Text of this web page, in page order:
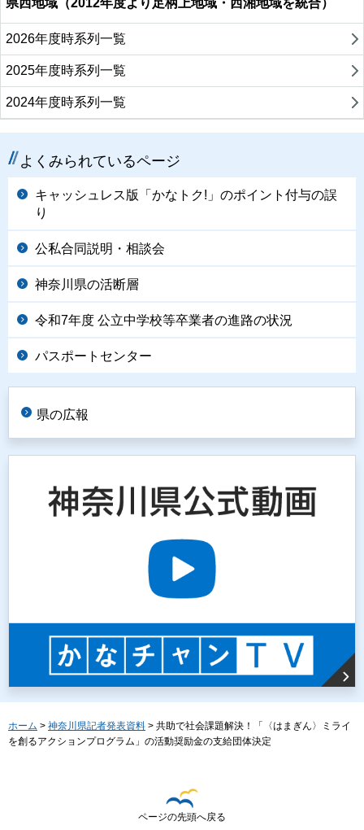
2026年度時系列一覧
2025年度時系列一覧
2024年度時系列一覧
よくみられているページ
キャッシュレス版「かなトク!」のポイント付与の誤
り
公私合同説明・相談会
神奈川県の活断層
令和7年度 公立中学校等卒業者の進路の状況
パスポートセンター
県の広報
ホーム > 神奈川県記者発表資料 > 共助で社会課題解決！「〈はまぎん〉ミライ
を創るアクションプログラム」の活動奨励金の支給団体決定
ページの先頭へ戻る